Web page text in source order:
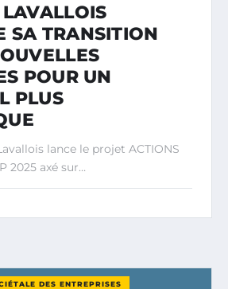
SA TRANSITION
POUR UN
PLUS
lance le projet ACTIONS
2025 axé sur…
DES ENTREPRISES